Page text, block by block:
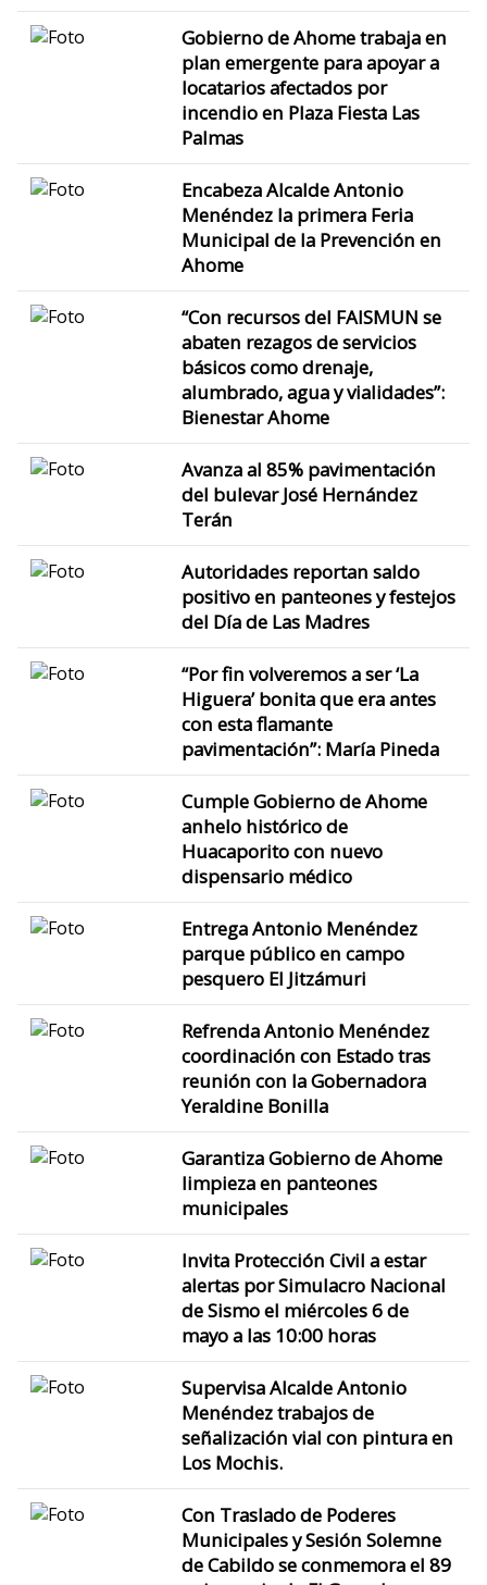
Gobierno de Ahome trabaja en
plan emergente para apoyar a
locatarios afectados por
incendio en Plaza Fiesta Las
Palmas
Encabeza Alcalde Antonio
Menéndez la primera Feria
Municipal de la Prevención en
Ahome
“Con recursos del FAISMUN se
abaten rezagos de servicios
básicos como drenaje,
alumbrado, agua y vialidades”:
Bienestar Ahome
Avanza al 85% pavimentación
del bulevar José Hernández
Terán
Autoridades reportan saldo
positivo en panteones y festejos
del Día de Las Madres
“Por fin volveremos a ser ‘La
Higuera’ bonita que era antes
con esta flamante
pavimentación”: María Pineda
Cumple Gobierno de Ahome
anhelo histórico de
Huacaporito con nuevo
dispensario médico
Entrega Antonio Menéndez
parque público en campo
pesquero El Jitzámuri
Refrenda Antonio Menéndez
coordinación con Estado tras
reunión con la Gobernadora
Yeraldine Bonilla
Garantiza Gobierno de Ahome
limpieza en panteones
municipales
Invita Protección Civil a estar
alertas por Simulacro Nacional
de Sismo el miércoles 6 de
mayo a las 10:00 horas
Supervisa Alcalde Antonio
Menéndez trabajos de
señalización vial con pintura en
Los Mochis.
Con Traslado de Poderes
Municipales y Sesión Solemne
de Cabildo se conmemora el 89